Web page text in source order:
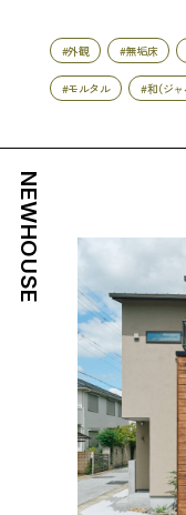
#外観 #無垢床
#モルタル #和（ジ
NEWHOUSE